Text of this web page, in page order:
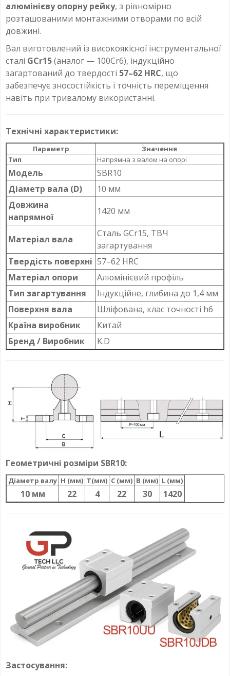
алюмінієву опорну рейку, з рівномірно
розташованими монтажними отворами по всій
довжині.
Вал виготовлений із високоякісної інструментальної
сталі GCr15(аналог — 100Cr6), індукційно
загартований до твердості 57–62 HRC, що
забезпечує зносостійкість і точність переміщення
навіть при тривалому використанні.
Технічні характеристики:
Параметр
Значення
Тип
Напрямна з валом на опорі
Модель
SBR10
Діаметр вала (D)
10 мм
Довжина
напрямної
1420 мм
Матеріал вала
Сталь GCr15, ТВЧ
загартування
Твердість поверхні 57–62 HRC
Матеріал опори
Алюмінієвий профіль
Тип загартування
Індукційне, глибина до 1,4 мм
Поверхня вала
Шліфована, клас точності h6
Країна виробник
Китай
Бренд / Виробник
K.D
Геометричні розміри SBR10:
Діаметр валу H (мм) T(мм) C (мм) B (мм) L (мм)
10 мм 22 4 22 30 1420
Застосування: